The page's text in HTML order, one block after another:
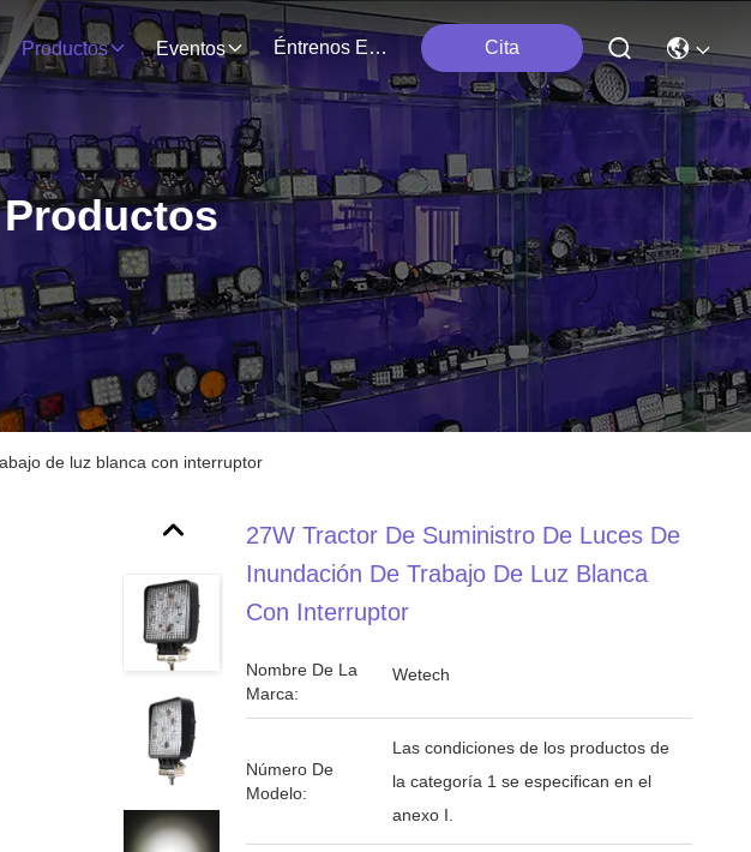
Productos Eventos Éntrenos En Contacto Con Cita
de luz blanca con interruptor
27W Tractor De Suministro De Luces De
Inundación De Trabajo De Luz Blanca
Con Interruptor
Nombre De La
Marca:
Wetech
Número De
Modelo:
Las condiciones de los productos de
la categoría 1 se especifican en el
anexo I.